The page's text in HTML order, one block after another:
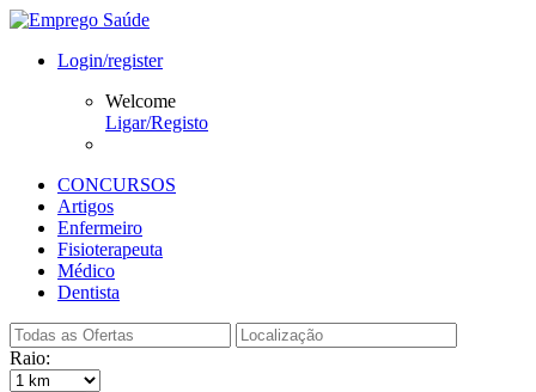
Login/register
Welcome
Ligar/Registo
CONCURSOS
Artigos
Enfermeiro
Fisioterapeuta
Médico
Dentista
Raio: